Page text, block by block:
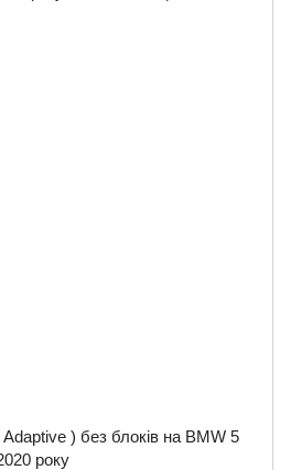
) без блоків на BMW 5
року